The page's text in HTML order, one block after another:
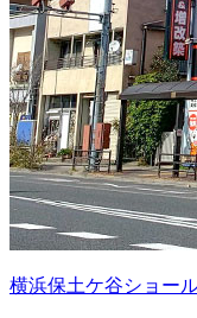
横浜保土ケ谷ショー